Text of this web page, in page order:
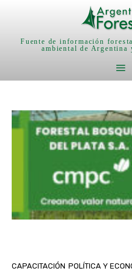
Fuente de información
ambiental de Argentina
CAPACITACIÓN POLÍTICA Y